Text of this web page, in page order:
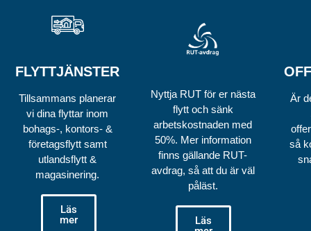
FLYTTJÄNSTER
Tillsammans planerar
vi dina flyttar inom
bohags-, kontors- &
företagsflytt samt
utlandsflytt &
magasinering.
Läs
mer
Nyttja RUT för er nästa
flytt och sänk
arbetskostnaden med
50%. Mer information
finns gällande RUT-
avdrag, så att du är väl
påläst.
Läs
Är
så